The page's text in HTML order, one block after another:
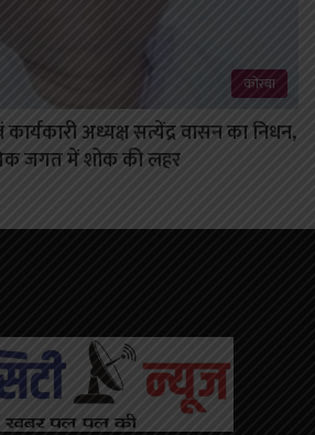
कोरबा
अध्यक्ष सत्येंद्र वासन का निधन,
जगत में शोक की लहर